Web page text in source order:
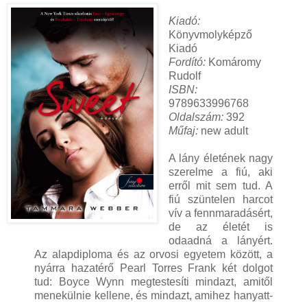
Kiadó:
Könyvmolyképző
Kiadó
Fordító: Komáromy
Rudolf
ISBN:
9789633996768
Oldalszám:392
Műfaj: new adult
A lány életének nagy
szerelme a fiú, aki
erről mit sem tud. A
fiú szüntelen harcot
vív a fennmaradásért,
de az életét is
odaadná a lányért.
Az alapdiploma és az orvosi egyetem között, a
nyárra hazatérő Pearl Torres Frank két dolgot
tud: Boyce Wynn megtestesíti mindazt, amitől
menekülnie kellene, és mindazt, amihez hanyatt-